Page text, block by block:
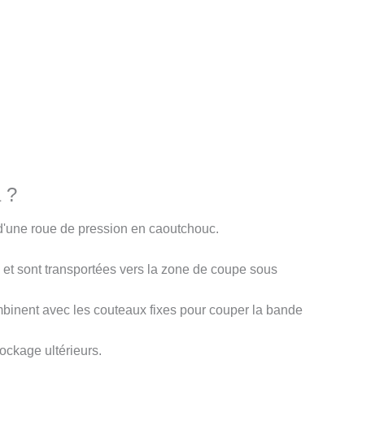
?
roue de pression en caoutchouc.
sont transportées vers la zone de coupe sous
avec les couteaux fixes pour couper la bande
ultérieurs.